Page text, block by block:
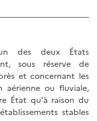
des deux États
sous réserve de
et concernant les
aérienne ou fluviale,
État qu'à raison du
stables